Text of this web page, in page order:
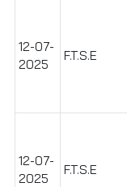
12-07-
2025
F.T.S.E
12-07-
2025
F.T.S.E